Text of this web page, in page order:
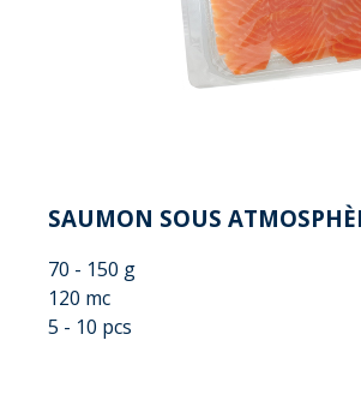
SAUMON SOUS
70 - 150 g
120 mc
5 - 10 pcs